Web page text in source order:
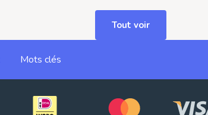
Tout voir
Mots clés